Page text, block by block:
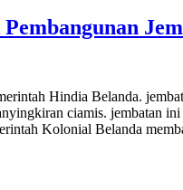
Hindia Belanda.
ciamis. jembatan
Kolonial Belanda